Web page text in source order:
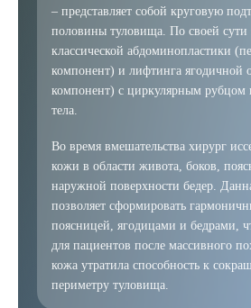
– представляет собой круговую
половины туловища. По своей сути
классической абдоминопластики
компонент) и лифтинга ягодичной
компонент) с циркулярным рубцом
тела.
Во время вмешательства хирург
кожи в области живота, боков,
наружной поверхности бедер.
позволяет сформировать
поясницей, ягодицами и бедрами,
для пациентов после массивного
кожа утратила способность к
периметру туловища.